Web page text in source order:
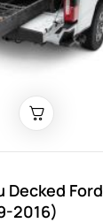
Ford
2016)